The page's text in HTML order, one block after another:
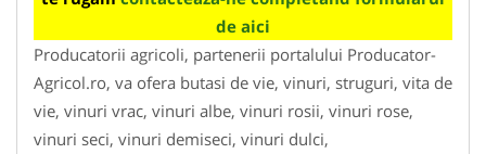
de aici
Producatorii agricoli, partenerii portalului Producator-
Agricol.ro, va ofera butasi de vie, vinuri, struguri, vita de
vie, vinuri vrac, vinuri albe, vinuri rosii, vinuri rose,
vinuri seci, vinuri demiseci, vinuri dulci,